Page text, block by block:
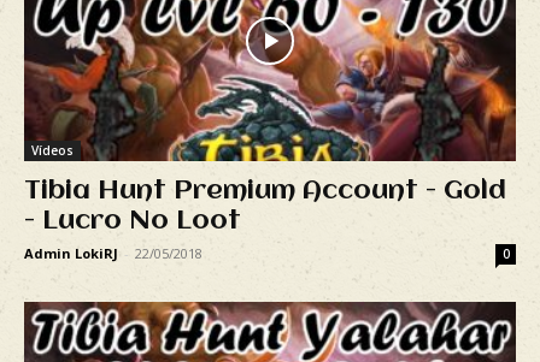
Vídeos
Tibia Hunt Premium Account - Gold
- Lucro No Loot
Admin LokiRJ - 22/05/2018 0